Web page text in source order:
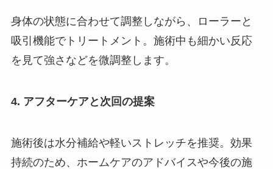
身体の状態に合わせて調整しながら、ローラーと
吸引機能でトリートメント。施術中も細かい反応
を見て強さなどを微調整します。
4. アフターケアと次回の提案
施術後は水分補給や軽いストレッチを推奨。効果
持続のため、ホームケアのアドバイスや今後の施